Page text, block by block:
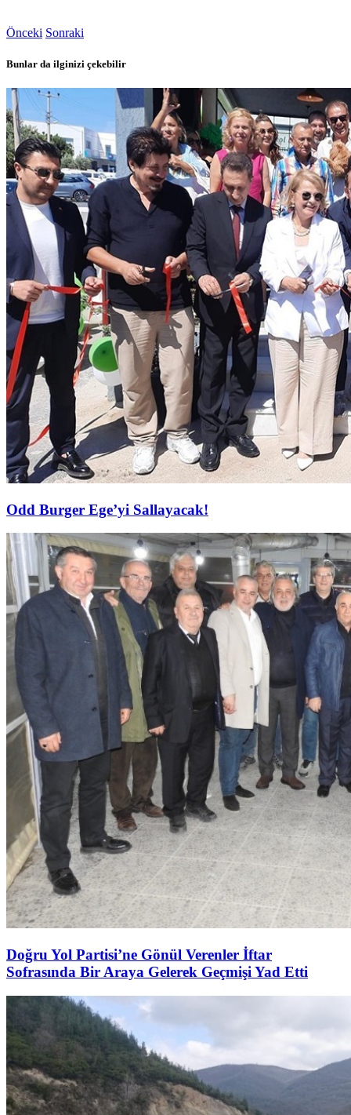
Önceki Sonraki
Bunlar da ilginizi çekebilir
Odd Burger Ege’yi Sallayacak!
Doğru Yol Partisi’ne Gönül Verenler İftar
Sofrasında Bir Araya Gelerek Geçmişi Yad Etti